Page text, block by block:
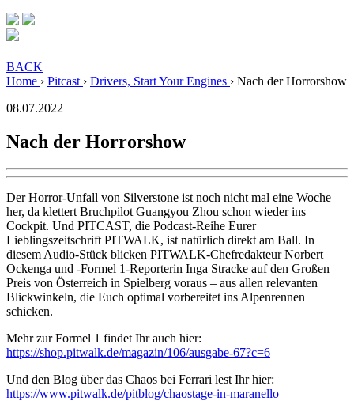
BACK
Home › Pitcast › Drivers, Start Your Engines › Nach der Horrorshow
08.07.2022
Nach der Horrorshow
Der Horror-Unfall von Silverstone ist noch nicht mal eine Woche
her, da klettert Bruchpilot Guangyou Zhou schon wieder ins
Cockpit. Und PITCAST, die Podcast-Reihe Eurer
Lieblingszeitschrift PITWALK, ist natürlich direkt am Ball. In
diesem Audio-Stück blicken PITWALK-Chefredakteur Norbert
Ockenga und -Formel 1-Reporterin Inga Stracke auf den Großen
Preis von Österreich in Spielberg voraus – aus allen relevanten
Blickwinkeln, die Euch optimal vorbereitet ins Alpenrennen
schicken.
Mehr zur Formel 1 findet Ihr auch hier:
https://shop.pitwalk.de/magazin/106/ausgabe-67?c=6
Und den Blog über das Chaos bei Ferrari lest Ihr hier:
https://www.pitwalk.de/pitblog/chaostage-in-maranello